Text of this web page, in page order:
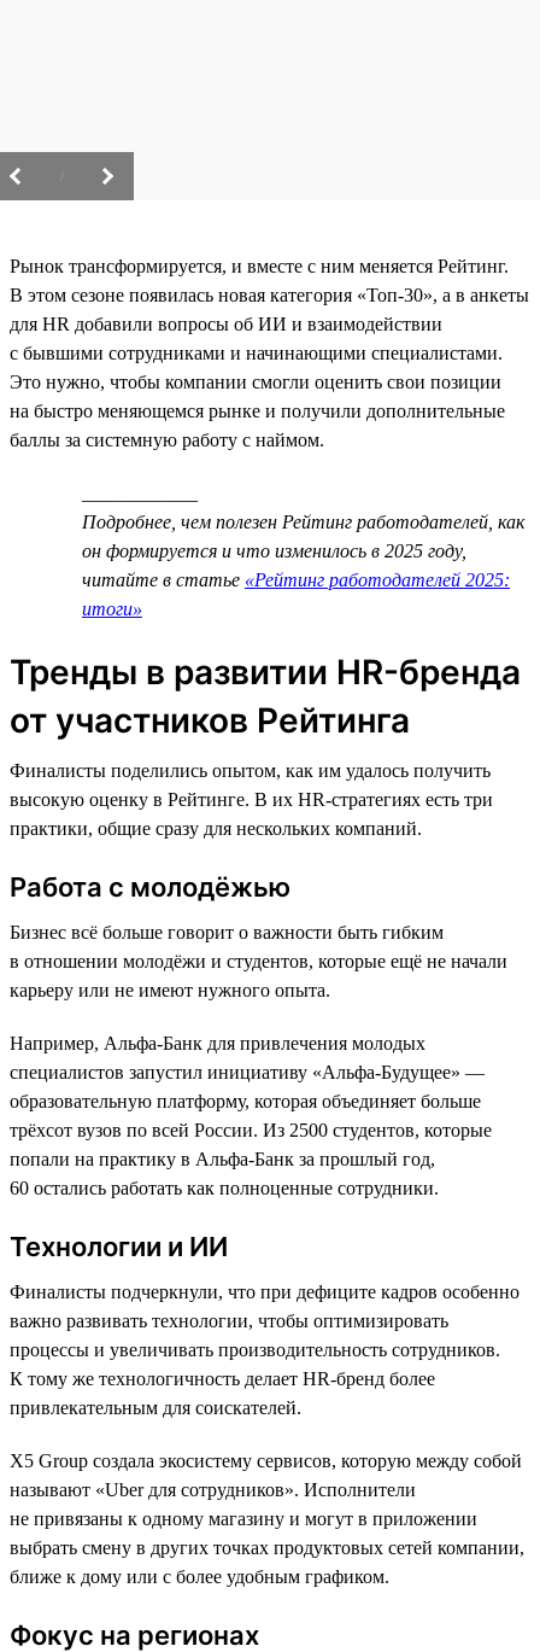
Рынок трансформируется, и вместе с ним меняется Рейтинг.
В этом сезоне появилась новая категория «Топ-30», а в анкеты
для HR добавили вопросы об ИИ и взаимодействии
с бывшими сотрудниками и начинающими специалистами.
Это нужно, чтобы компании смогли оценить свои позиции
на быстро меняющемся рынке и получили дополнительные
баллы за системную работу с наймом.
Подробнее, чем полезен Рейтинг работодателей, как
он формируется и что изменилось в 2025 году,
читайте в статье «Рейтинг работодателей 2025:
итоги»
Тренды в развитии HR-бренда
от участников Рейтинга
Финалисты поделились опытом, как им удалось получить
высокую оценку в Рейтинге. В их HR-стратегиях есть три
практики, общие сразу для нескольких компаний.
Работа с молодёжью
Бизнес всё больше говорит о важности быть гибким
в отношении молодёжи и студентов, которые ещё не начали
карьеру или не имеют нужного опыта.
Например, Альфа-Банк для привлечения молодых
специалистов запустил инициативу «Альфа-Будущее» —
образовательную платформу, которая объединяет больше
трёхсот вузов по всей России. Из 2500 студентов, которые
попали на практику в Альфа-Банк за прошлый год,
60 остались работать как полноценные сотрудники.
Технологии и ИИ
Финалисты подчеркнули, что при дефиците кадров особенно
важно развивать технологии, чтобы оптимизировать
процессы и увеличивать производительность сотрудников.
К тому же технологичность делает HR-бренд более
привлекательным для соискателей.
X5 Group создала экосистему сервисов, которую между собой
называют «Uber для сотрудников». Исполнители
не привязаны к одному магазину и могут в приложении
выбрать смену в других точках продуктовых сетей компании,
ближе к дому или с более удобным графиком.
Фокус на регионах